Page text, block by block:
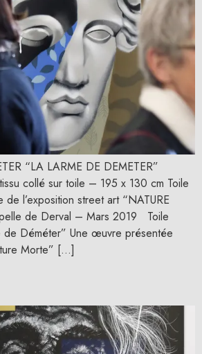
“LA LARME DE DEMETER”
collé sur toile – 195 x 130 cm Toile
l’exposition street art “NATURE
de Derval – Mars 2019 Toile
de Déméter” Une œuvre présentée
Morte” […]